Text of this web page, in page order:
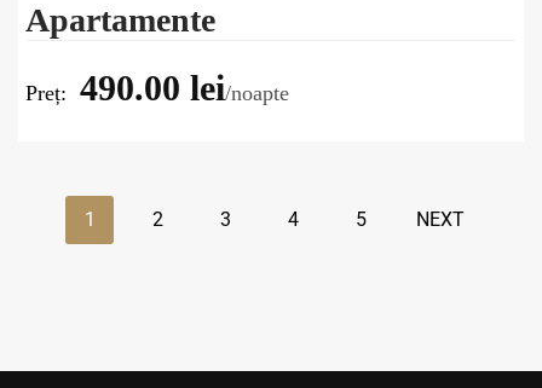
Apartamente
Preț: 490.00 lei noapte
1 2 3 4 5 NEXT